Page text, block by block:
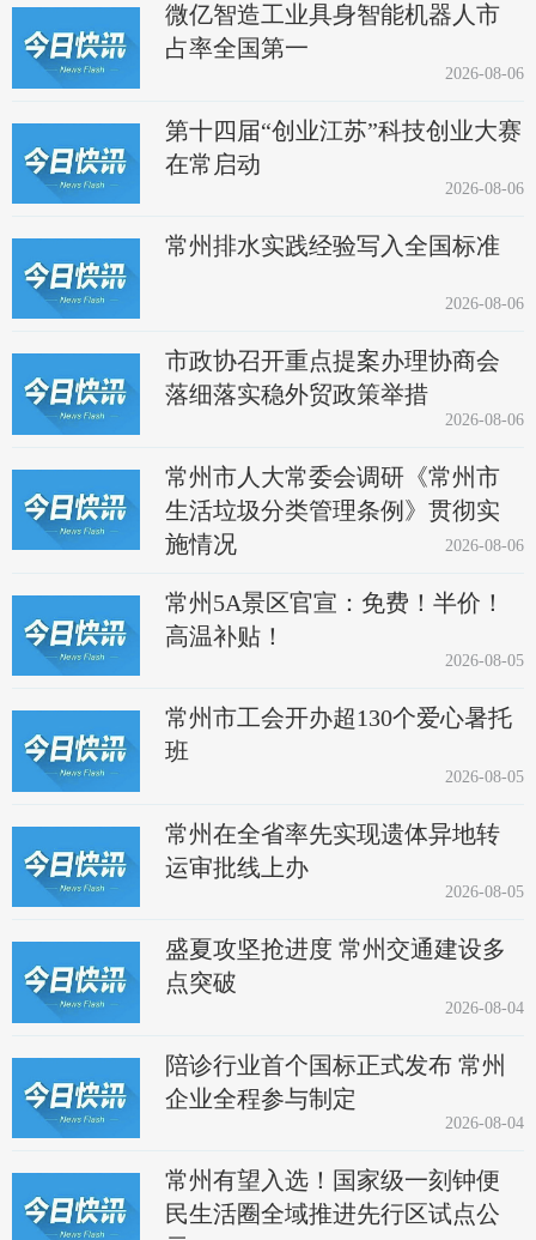
微亿智造工业具身智能机器人市
占率全国第一
2026-08-06
第十四届“创业江苏”科技创业大赛
在常启动
2026-08-06
常州排水实践经验写入全国标准
2026-08-06
市政协召开重点提案办理协商会
落细落实稳外贸政策举措
2026-08-06
常州市人大常委会调研《常州市
生活垃圾分类管理条例》贯彻实
施情况
2026-08-06
常州5A景区官宣：免费！半价！
高温补贴！
2026-08-05
常州市工会开办超130个爱心暑托
班
2026-08-05
常州在全省率先实现遗体异地转
运审批线上办
2026-08-05
盛夏攻坚抢进度 常州交通建设多
点突破
2026-08-04
陪诊行业首个国标正式发布 常州
企业全程参与制定
2026-08-04
常州有望入选！国家级一刻钟便
民生活圈全域推进先行区试点公